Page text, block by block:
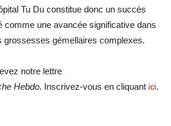
Tu Du constitue donc un succès
comme une avancée significative dans
grossesses gémellaires complexes.
notre lettre
Hebdo. Inscrivez-vous en cliquant ici.